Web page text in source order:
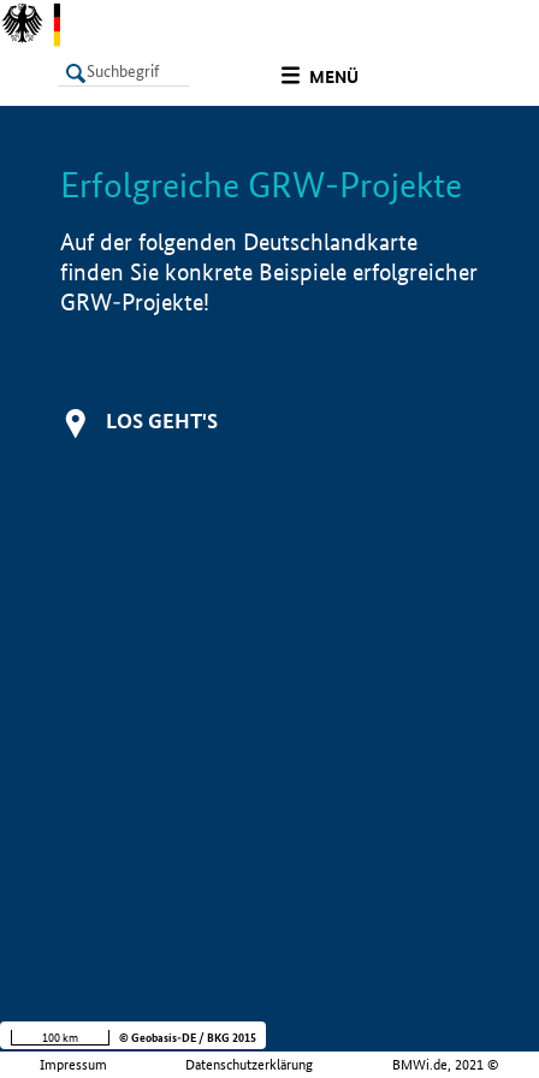
MENÜ
LISTE Info
Erfolgreiche GRW-Projekte
Auf der folgenden Deutschlandkarte
finden Sie konkrete Beispiele erfolgreicher
GRW-Projekte!
LOS GEHT'S
Impressum Datenschutzerklärung BMWi.de, 2021 ©
100 km © Geobasis-DE / BKG 2015